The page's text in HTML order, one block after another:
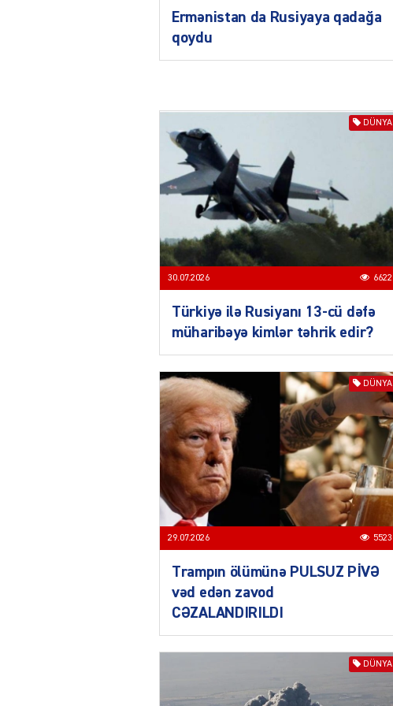
Ermənistan da Rusiyaya qadağa
qoydu
DÜNYA
30.07.2026 6622
Türkiyə ilə Rusiyanı 13-cü dəfə
müharibəyə kimlər təhrik edir?
DÜNYA
29.07.2026 5523
Trampın ölümünə PULSUZ PİVƏ
vəd edən zavod
CƏZALANDIRILDI
DÜNYA